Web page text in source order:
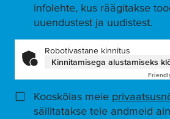
infolehte, kus räägitakse
uuendustest ja uudistest.
Robotivastane kinnitus
Kinnitamisega alustamiseks
Kooskõlas meie
säilitatakse teie andmeid